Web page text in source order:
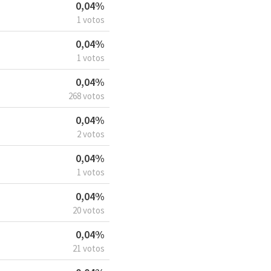
0,04%
1 votos
0,04%
1 votos
0,04%
268 votos
0,04%
2 votos
0,04%
1 votos
0,04%
20 votos
0,04%
21 votos